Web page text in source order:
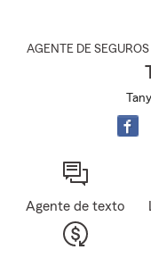
AGENTE DE
Agente de texto